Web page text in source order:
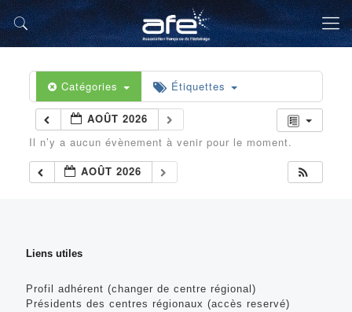
Catégories Étiquettes
AOÛT 2026
Il n’y a aucun évènement à venir pour le moment.
AOÛT 2026
Liens utiles
Profil adhérent (changer de centre régional)
Présidents des centres régionaux (accès reservé)